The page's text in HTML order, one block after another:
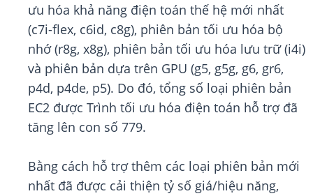
ưu hóa khả năng điện toán thế hệ mới nhất
(c7i-flex, c6id, c8g), phiên bản tối ưu hóa bộ
nhớ (r8g, x8g), phiên bản tối ưu hóa lưu trữ (i4i)
và phiên bản dựa trên GPU (g5, g5g, g6, gr6,
p4d, p4de, p5). Do đó, tổng số loại phiên bản
EC2 được Trình tối ưu hóa điện toán hỗ trợ đã
tăng lên con số 779.
Bằng cách hỗ trợ thêm các loại phiên bản mới
nhất đã được cải thiện tỷ số giá/hiệu năng,